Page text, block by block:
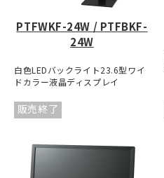
PTFWKF-24W / PTFBKF-
24W
白色LEDバックライト23.6型ワイ
ドカラー液晶ディスプレイ
販売終了